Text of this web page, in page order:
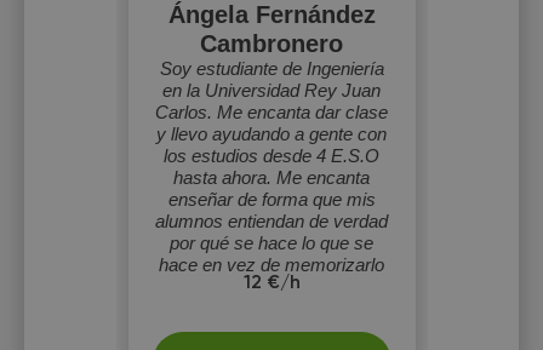
Ángela Fernández
Cambronero
Soy estudiante de Ingeniería
en la Universidad Rey Juan
Carlos. Me encanta dar clase
y llevo ayudando a gente con
los estudios desde 4 E.S.O
hasta ahora. Me encanta
enseñar de forma que mis
alumnos entiendan de verdad
por qué se hace lo que se
hace en vez de memorizarlo
y plasmarlo.
12 €/h